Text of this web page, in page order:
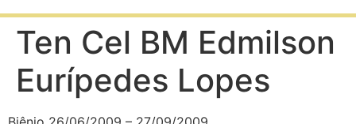
Ten Cel BM Edmilson
Eurípedes Lopes